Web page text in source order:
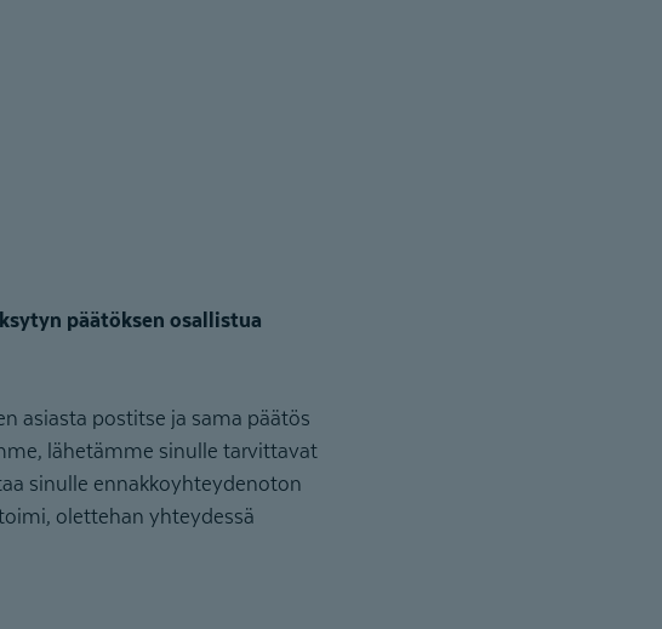
päätöksen osallistua
asiasta postitse ja sama päätös
lähetämme sinulle tarvittavat
sinulle ennakkoyhteydenoton
olettehan yhteydessä